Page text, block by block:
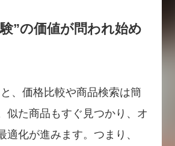
”の価値が問われ始め
、価格比較や商品検索は簡
似た商品もすぐ見つかり、オ
適化が進みます。つまり、